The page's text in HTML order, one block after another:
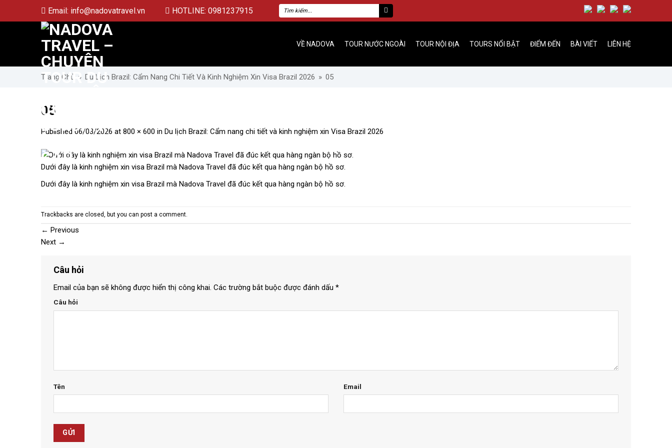
Email: info@nadovatravel.vn HOTLINE: 0981237915
VỀ NADOVA TOUR NƯỚC NGOÀI TOUR NỘI ĐỊA TOURS NỔI BẬT ĐIỂM ĐẾN BÀI VIẾT LIÊN HỆ
Trang Chủ » Du Lịch Brazil: Cẩm Nang Chi Tiết Và Kinh Nghiệm Xin Visa Brazil 2026 » 05
05
Published 06/03/2026 at 800 × 600 in Du lịch Brazil: Cẩm nang chi tiết và kinh nghiệm xin Visa Brazil 2026
Dưới đây là kinh nghiệm xin visa Brazil mà Nadova Travel đã đúc kết qua hàng ngàn bộ hồ sơ.
Dưới đây là kinh nghiệm xin visa Brazil mà Nadova Travel đã đúc kết qua hàng ngàn bộ hồ sơ.
Trackbacks are closed, but you can post a comment
← Previous
Next →
Câu hỏi
Email của bạn sẽ không được hiển thị công khai. Các trường bắt buộc được đánh dấu *
Câu hỏi
Tên Email